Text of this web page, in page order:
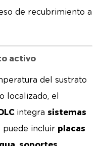
de recubrimiento a
activo
del sustrato
localizado, el
integra sistemas
puede incluir placas